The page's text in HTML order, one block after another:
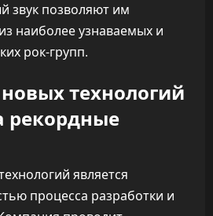
звук позволяют им
наиболее узнаваемых и
рок-групп.
технологий
рекордные
является
процесса разработки и